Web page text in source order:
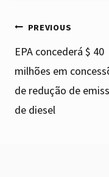
Post
PREVIOUS
EPA concederá $ 40
milhões em
de redução de
de diesel